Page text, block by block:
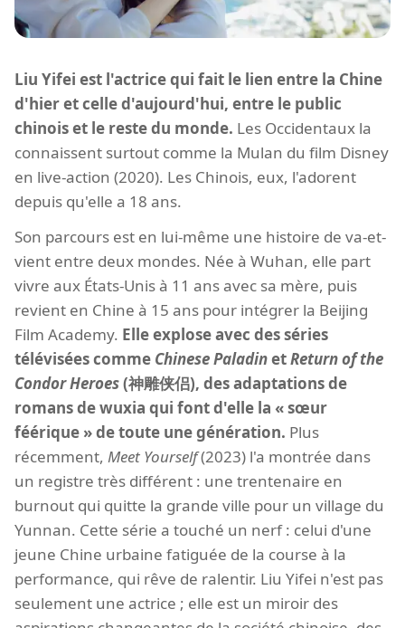
Liu Yifei est l'actrice qui fait le lien entre la Chine
d'hier et celle d'aujourd'hui, entre le public
chinois et le reste du monde. Les Occidentaux la
connaissent surtout comme la Mulan du film Disney
en live-action (2020). Les Chinois, eux, l'adorent
depuis qu'elle a 18 ans.
Son parcours est en lui-même une histoire de va-et-
vient entre deux mondes. Née à Wuhan, elle part
vivre aux États-Unis à 11 ans avec sa mère, puis
revient en Chine à 15 ans pour intégrer la Beijing
Film Academy. Elle explose avec des séries
télévisées comme Chinese PaladinetReturn of the
Condor Heroes(神雕侠侣), des adaptations de
romans de wuxia qui font d'elle la « sœur
féérique » de toute une génération. Plus
récemment, Meet Yourself(2023) l'a montrée dans
un registre très différent : une trentenaire en
burnout qui quitte la grande ville pour un village du
Yunnan. Cette série a touché un nerf : celui d'une
jeune Chine urbaine fatiguée de la course à la
performance, qui rêve de ralentir. Liu Yifei n'est pas
seulement une actrice ; elle est un miroir des